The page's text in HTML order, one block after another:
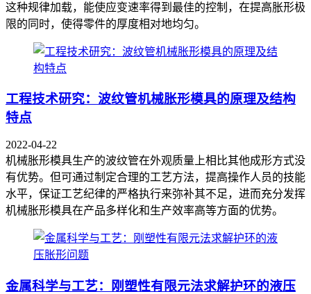
这种规律加载，能使应变速率得到最佳的控制，在提高胀形极
限的同时，使得零件的厚度相对地均匀。
工程技术研究：波纹管机械胀形模具的原理及结构
特点
2022-04-22
机械胀形模具生产的波纹管在外观质量上相比其他成形方式没
有优势。但可通过制定合理的工艺方法，提高操作人员的技能
水平，保证工艺纪律的严格执行来弥补其不足，进而充分发挥
机械胀形模具在产品多样化和生产效率高等方面的优势。
金属科学与工艺：刚塑性有限元法求解护环的液压